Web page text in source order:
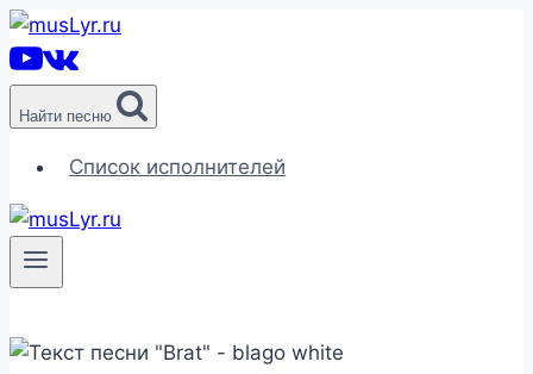
Перейти
к
содержимому
Найти песню
Список исполнителей